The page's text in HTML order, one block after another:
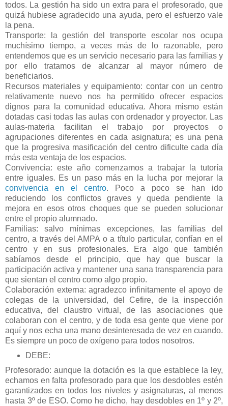
todos. La gestión ha sido un extra para el profesorado, que
quizá hubiese agradecido una ayuda, pero el esfuerzo vale
la pena.
Transporte: la gestión del transporte escolar nos ocupa
muchísimo tiempo, a veces más de lo razonable, pero
entendemos que es un servicio necesario para las familias y
por ello tratamos de alcanzar al mayor número de
beneficiarios.
Recursos materiales y equipamiento: contar con un centro
relativamente nuevo nos ha permitido ofrecer espacios
dignos para la comunidad educativa. Ahora mismo están
dotadas casi todas las aulas con ordenador y proyector. Las
aulas-materia facilitan el trabajo por proyectos o
agrupaciones diferentes en cada asignatura; es una pena
que la progresiva masificación del centro dificulte cada día
más esta ventaja de los espacios.
Convivencia: este año comenzamos a trabajar la tutoría
entre iguales. Es un paso más en la lucha por mejorar la
convivencia en el centro. Poco a poco se han ido
reduciendo los conflictos graves y queda pendiente la
mejora en esos otros choques que se pueden solucionar
entre el propio alumnado.
Familias: salvo mínimas excepciones, las familias del
centro, a través del AMPA o a título particular, confían en el
centro y en sus profesionales. Era algo que también
sabíamos desde el principio, que hay que buscar la
participación activa y mantener una sana transparencia para
que sientan el centro como algo propio.
Colaboración externa: agradezco infinitamente el apoyo de
colegas de la universidad, del Cefire, de la inspección
educativa, del claustro virtual, de las asociaciones que
colaboran con el centro, y de toda esa gente que viene por
aquí y nos echa una mano desinteresada de vez en cuando.
Es siempre un poco de oxígeno para todos nosotros.
DEBE:
Profesorado: aunque la dotación es la que establece la ley,
echamos en falta profesorado para que los desdobles estén
garantizados en todos los niveles y asignaturas, al menos
hasta 3º de ESO. Como he dicho, hay desdobles en 1º y 2º,